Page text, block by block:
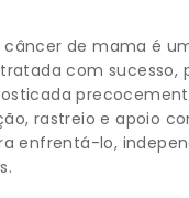
câncer de mama é
com sucesso,
rastreio e apoio
enfrentá-lo,